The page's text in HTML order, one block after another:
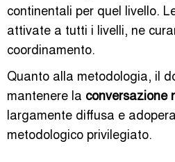
continentali per quel livello.
attivate a tutti i livelli, ne
coordinamento.
Quanto alla metodologia, il
mantenere la conversazione
largamente diffusa e
metodologico privilegiato.